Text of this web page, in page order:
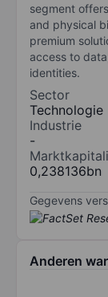
segment
and physical
premium
access to
identities.
Sector
Technologie
Industrie
-
0,238136bn
Gegevens
Anderen